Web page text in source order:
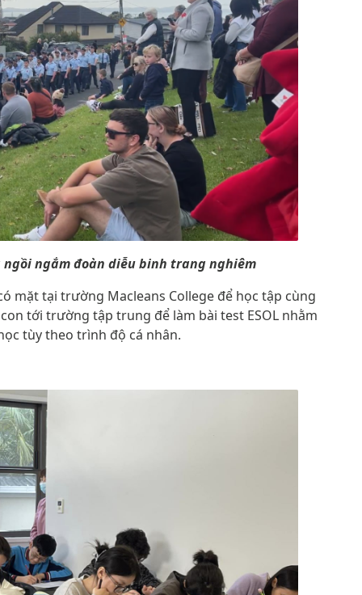
ngắm đoàn diễu binh trang nghiêm
mặt tại trường Macleans College để học tập cùng
tới trường tập trung để làm bài test ESOL nhằm
tùy theo trình độ cá nhân.